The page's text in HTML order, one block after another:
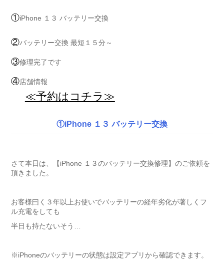
①iPhone １３ バッテリー交換
②バッテリー交換 最短１５分～
③修理完了です
④店舗情報
≪予約はコチラ≫
①iPhone １３ バッテリー交換
さて本日は、【iPhone １３のバッテリー交換修理】のご依頼を
頂きました。
お客様曰く３年以上お使いでバッテリーの経年劣化が著しくフ
ル充電をしても
半日も持たないそう…
※iPhoneのバッテリーの状態は設定アプリから確認できます。